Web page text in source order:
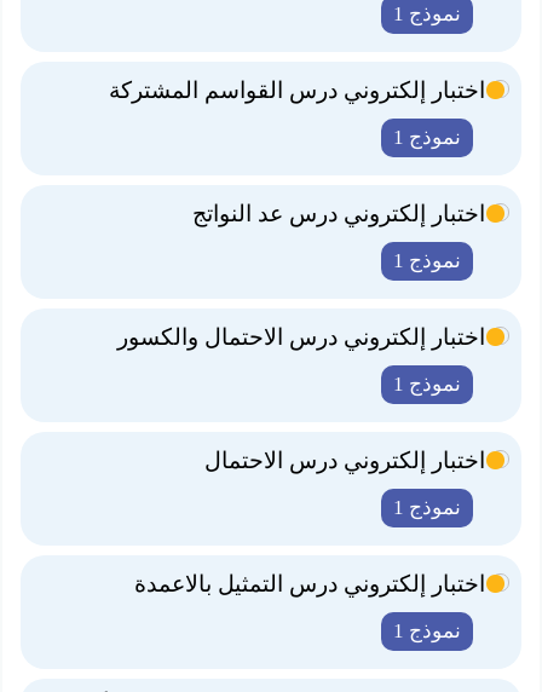
نموذج 1
اختبار إلكتروني درس القواسم المشتركة
نموذج 1
اختبار إلكتروني درس عد النواتج
نموذج 1
اختبار إلكتروني درس الاحتمال والكسور
نموذج 1
اختبار إلكتروني درس الاحتمال
نموذج 1
اختبار إلكتروني درس التمثيل بالاعمدة
نموذج 1